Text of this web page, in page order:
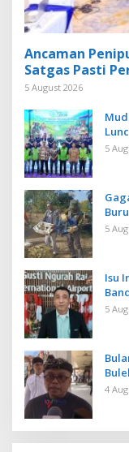
Ancaman
Satgas Pasti
5 August 2026
5
5
Isu
5
Bulan
4